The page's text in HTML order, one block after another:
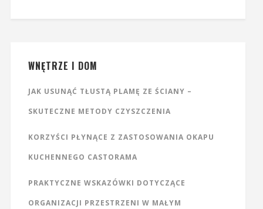
WNĘTRZE I DOM
JAK USUNĄĆ TŁUSTĄ PLAMĘ ZE ŚCIANY –
SKUTECZNE METODY CZYSZCZENIA
KORZYŚCI PŁYNĄCE Z ZASTOSOWANIA OKAPU
KUCHENNEGO CASTORAMA
PRAKTYCZNE WSKAZÓWKI DOTYCZĄCE
ORGANIZACJI PRZESTRZENI W MAŁYM